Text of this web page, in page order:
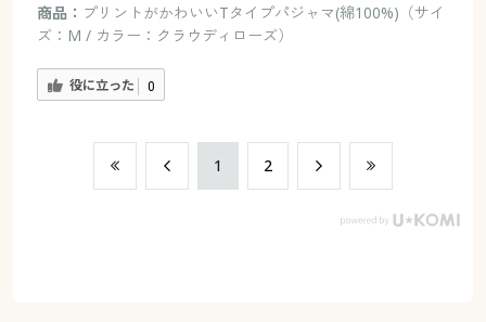
商品： プリントがかわいいTタイプパジャマ(綿100%)（サイ
ズ：M / カラー：クラウディローズ）
役に立った 0
​1 ​2